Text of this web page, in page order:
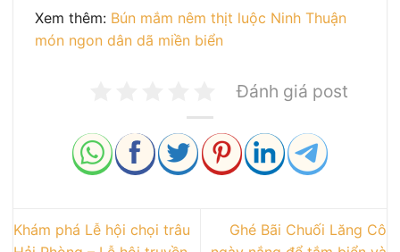
Xem thêm: Bún mắm nêm thịt luộc Ninh Thuận
món ngon dân dã miền biển
Đánh giá post
Khám phá Lễ hội chọi trâu
Ghé Bãi Chuối Lăng Cô